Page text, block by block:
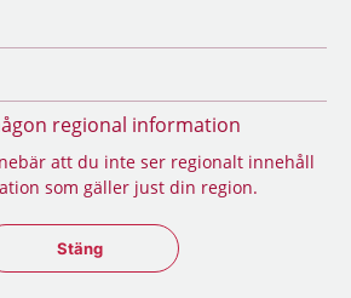
regional information
att du inte ser regionalt innehåll
som gäller just din region.
Stäng regionsväljaren
Stäng